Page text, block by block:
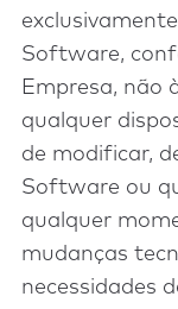
Software,
Empresa, não
qualquer
de modificar,
Software ou
qualquer
mudanças
necessidades